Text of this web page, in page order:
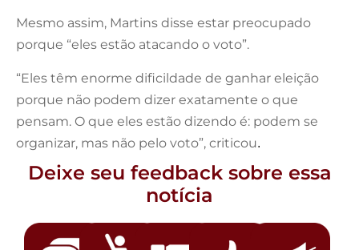
Mesmo assim, Martins disse estar preocupado
porque “eles estão atacando o voto”.
“Eles têm enorme dificildade de ganhar eleição
porque não podem dizer exatamente o que
pensam. O que eles estão dizendo é: podem se
organizar, mas não pelo voto”, criticou.
Deixe seu feedback sobre essa
notícia